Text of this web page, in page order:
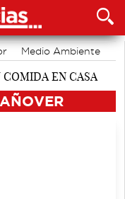
Medio Ambiente